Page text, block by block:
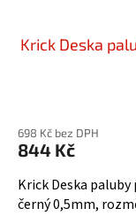
Krick Deska
698 Kč bez DPH
844 Kč
Krick Deska
černý 0,5mm,